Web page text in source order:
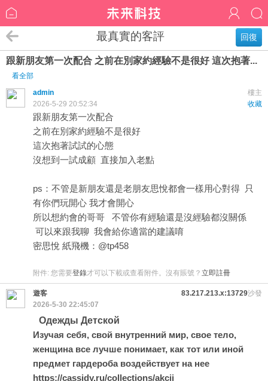
回復
最真實的客評
跟新朋友第一次配合 之前在別家約經驗不是很好 這次抱著...
看全部
樓主
admin
收藏
2026-5-29 20:52:34
跟新朋友第一次配合
之前在別家約經驗不是很好
這次抱著試試的心態
沒想到一試成顧 直接加入老點
ps：不管是新朋友還是老朋友思悅都會一樣用心對得 只
有你們玩開心 我才會開心
所以想約會的哥哥 不管你有經驗還是沒經驗都沒關係
可以來跟我聊 我會給你適當的建議唷
密思悅 紙飛機：@tp458
附件: 您需要登錄才可以下載或查看附件。沒有賬號？ 立即註冊
沙發
遊客
83.217.213.x:13729
2026-5-30 22:45:07
Одежды Детской
Изучая себя, свой внутренний мир, свое тело,
женщина все лучше понимает, как тот или иной
предмет гардероба воздействует на нее
https://cassidy.ru/collections/akcii